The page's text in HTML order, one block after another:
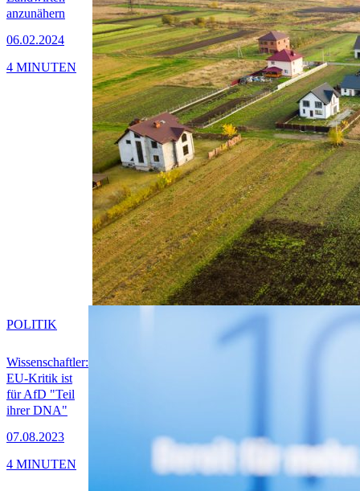
anzunähern
06.02.2024
4 MINUTEN
Wissenschaftler:
EU-Kritik ist
für AfD "Teil
ihrer DNA"
07.08.2023
POLITIK
4 MINUTEN